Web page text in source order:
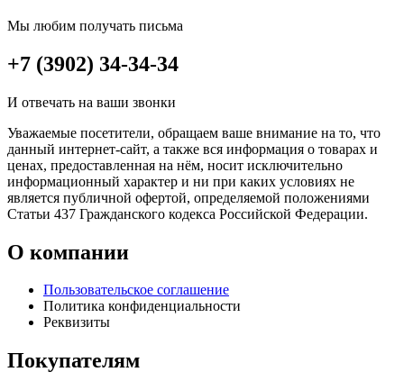
Мы любим получать письма
+7 (3902) 34-34-34
И отвечать на ваши звонки
Уважаемые посетители, обращаем ваше внимание на то, что
данный интернет-сайт, а также вся информация о товарах и
ценах, предоставленная на нём, носит исключительно
информационный характер и ни при каких условиях не
является публичной офертой, определяемой положениями
Статьи 437 Гражданского кодекса Российской Федерации.
О компании
Пользовательское соглашение
Политика конфиденциальности
Реквизиты
Покупателям